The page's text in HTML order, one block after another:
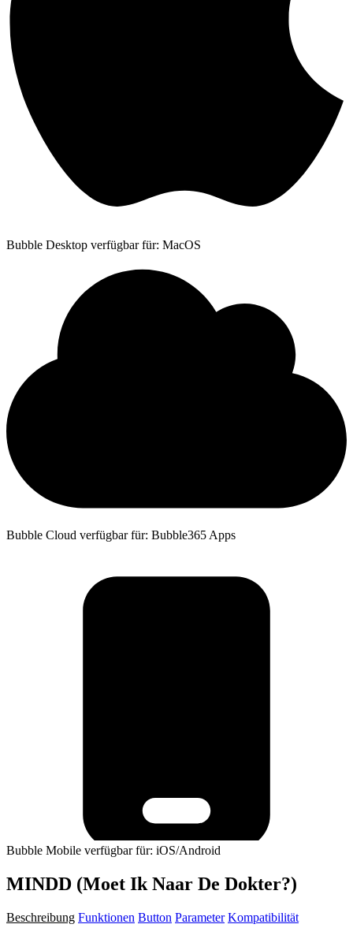
Bubble Desktop verfügbar für: MacOS
Bubble Cloud verfügbar für: Bubble365 Apps
Bubble Mobile verfügbar für: iOS/Android
MINDD (Moet Ik Naar De Dokter?)
Beschreibung Funktionen Button Parameter Kompatibilität